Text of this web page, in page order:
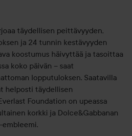
täydellisen peittävyyden,
ja 24 tunnin kestävyyden
koostumus häivyttää ja tasoittaa
koko päivän – saat
lopputuloksen. Saatavilla
helposti täydellisen
Foundation on upeassa
korkki ja Dolce&Gabbanan